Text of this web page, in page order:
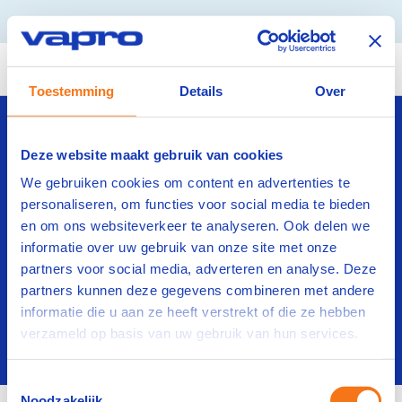
Toestemming Details Over
Deze website maakt gebruik van cookies
We gebruiken cookies om content en advertenties te
personaliseren, om functies voor social media te bieden
en om ons websiteverkeer te analyseren. Ook delen we
informatie over uw gebruik van onze site met onze
partners voor social media, adverteren en analyse. Deze
partners kunnen deze gegevens combineren met andere
informatie die u aan ze heeft verstrekt of die ze hebben
verzameld op basis van uw gebruik van hun services.
Toestemmingsselectie
BedrijvenOperatorsScholenOver ons
Contact Menu
Benieuwd hoe we jouw
personeel kunnen
doorontwikkelen?
Neem contact op
Doe de bedrijfsscan